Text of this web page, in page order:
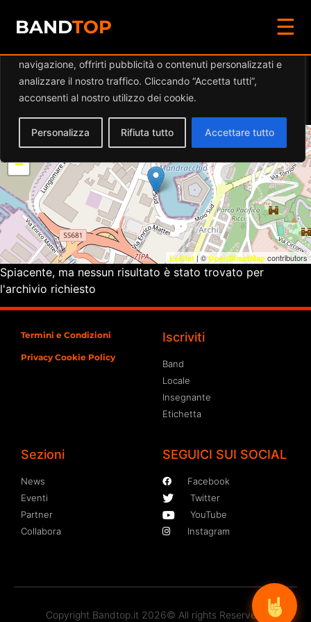
Diamo valore alla tua privacy
navigazione, offrirti pubblicità o contenuti personalizzati e
analizzare il nostro traffico. Cliccando “Accetta tutti”,
acconsenti al nostro utilizzo dei cookie.
Personalizza Rifiuta tutto Accettare tutto
BANDTOP
☰
Eventi aBACCÀ WINE
BAR
+
−
Leaflet | ©OpenStreetMap contributors
Spiacente, ma nessun risultato è stato trovato per
l'archivio richiesto
Termini e Condizioni
Privacy Cookie Policy
Iscriviti
Band
Locale
Insegnante
Etichetta
Sezioni
News
Eventi
Partner
Collabora
SEGUICI SUI SOCIAL
Facebook
Twitter
YouTube
Instagram
Copyright Bandtop.it 2026© All rights Reserved.